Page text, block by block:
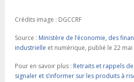
Crédits image : DGCCRF
Source : Ministère de l’économie, des
industrielle et numérique, publié le 22 mai
Pour en savoir plus : Retraits et rappels
signaler et s’informer sur les produits à